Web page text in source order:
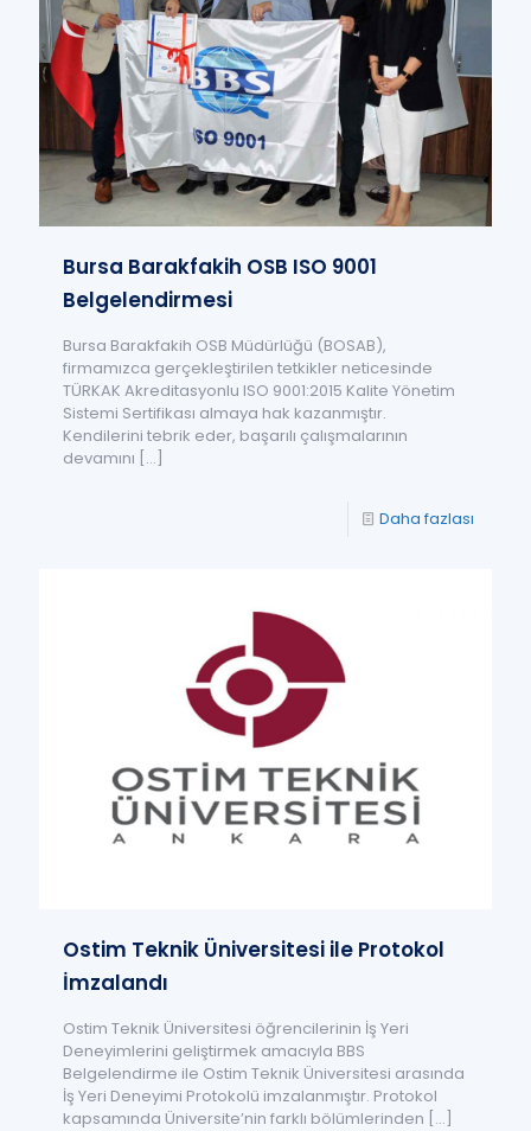
Bursa Barakfakih OSB ISO 9001
Belgelendirmesi
Bursa Barakfakih OSB Müdürlüğü (BOSAB),
firmamızca gerçekleştirilen tetkikler neticesinde
TÜRKAK Akreditasyonlu ISO 9001:2015 Kalite Yönetim
Sistemi Sertifikası almaya hak kazanmıştır.
Kendilerini tebrik eder, başarılı çalışmalarının
devamını […]
Daha fazlası
Ostim Teknik Üniversitesi ile Protokol
İmzalandı
Ostim Teknik Üniversitesi öğrencilerinin İş Yeri
Deneyimlerini geliştirmek amacıyla BBS
Belgelendirme ile Ostim Teknik Üniversitesi arasında
İş Yeri Deneyimi Protokolü imzalanmıştır. Protokol
kapsamında Üniversite’nin farklı bölümlerinden […]